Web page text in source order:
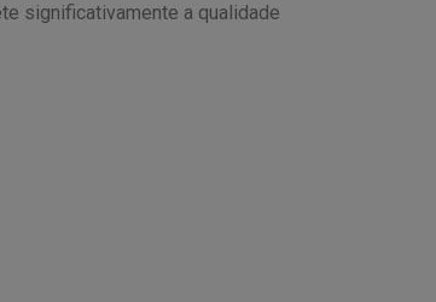
significativamente a qualidade